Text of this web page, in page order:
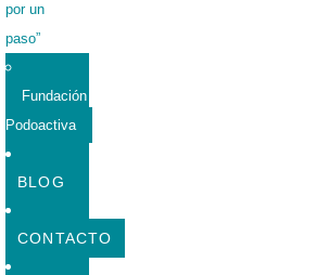
por un
paso”
Fundación
Podoactiva
BLOG
CONTACTO